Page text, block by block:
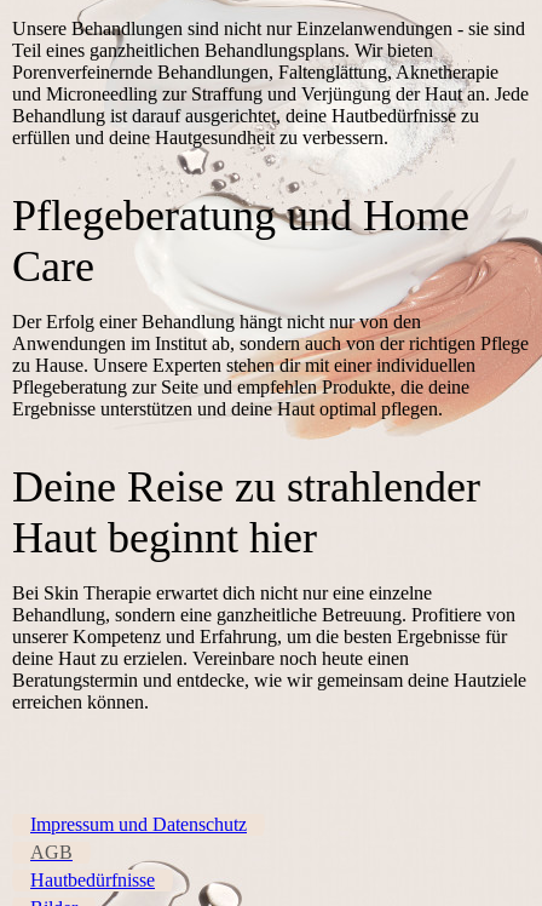
Unsere Behandlungen sind nicht nur Einzelanwendungen - sie sind
Teil eines ganzheitlichen Behandlungsplans. Wir bieten
Porenverfeinernde Behandlungen, Faltenglättung, Aknetherapie
und Microneedling zur Straffung und Verjüngung der Haut an. Jede
Behandlung ist darauf ausgerichtet, deine Hautbedürfnisse zu
erfüllen und deine Hautgesundheit zu verbessern.
Pflegeberatung und Home
Care
Der Erfolg einer Behandlung hängt nicht nur von den
Anwendungen im Institut ab, sondern auch von der richtigen Pflege
zu Hause. Unsere Experten stehen dir mit einer individuellen
Pflegeberatung zur Seite und empfehlen Produkte, die deine
Ergebnisse unterstützen und deine Haut optimal pflegen.
Deine Reise zu strahlender
Haut beginnt hier
Bei Skin Therapie erwartet dich nicht nur eine einzelne
Behandlung, sondern eine ganzheitliche Betreuung. Profitiere von
unserer Kompetenz und Erfahrung, um die besten Ergebnisse für
deine Haut zu erzielen. Vereinbare noch heute einen
Beratungstermin und entdecke, wie wir gemeinsam deine Hautziele
erreichen können.
Impressum und Datenschutz
AGB
Hautbedürfnisse